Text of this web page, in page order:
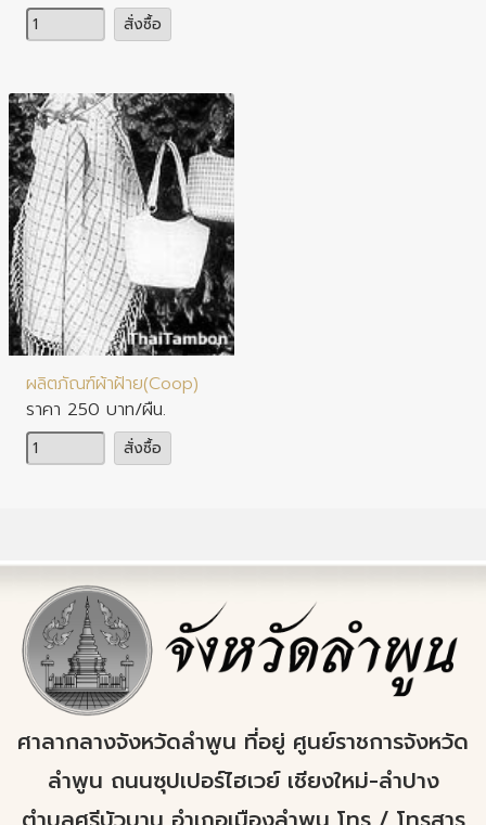
จำนวน
สั่งซื้อ
ประเภทสินค้า : ผ้า เครื่องแต่งกาย
ผลิตภัณฑ์ผ้าฝ้าย(Coop)
ราคา 250 บาท/ผืน.
จำนวน
สั่งซื้อ
ศาลากลางจังหวัดลำพูน ที่อยู่ ศูนย์ราชการจังหวัด
ลำพูน ถนนซุปเปอร์ไฮเวย์ เชียงใหม่-ลำปาง